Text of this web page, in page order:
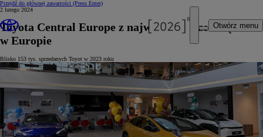
Przejdź do głównej zawartości (Press Enter)
Otwórz menu
2 lutego 2024
Toyota Central Europe z najwyższą sprzedażą
w Europie
Blisko 153 tys. sprzedanych Toyot w 2023 roku